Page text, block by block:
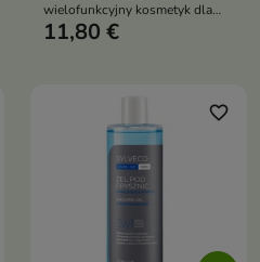
wielofunkcyjny kosmetyk dla
mężczyzn, który redukuje oznaki
11,80 €
favorite_border